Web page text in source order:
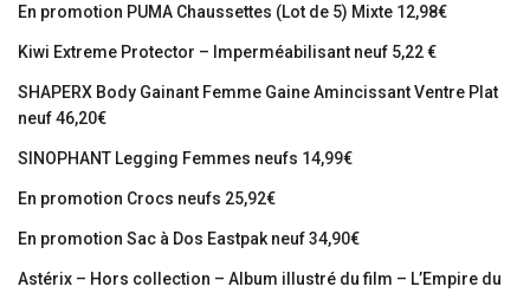
En promotion PUMA Chaussettes (Lot de 5) Mixte 12,98€
Kiwi Extreme Protector – Imperméabilisant neuf 5,22 €
SHAPERX Body Gainant Femme Gaine Amincissant Ventre Plat
neuf 46,20€
SINOPHANT Legging Femmes neufs 14,99€
En promotion Crocs neufs 25,92€
En promotion Sac à Dos Eastpak neuf 34,90€
Astérix – Hors collection – Album illustré du film – L’Empire du